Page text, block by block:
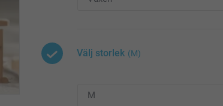
Välj storlek (M)